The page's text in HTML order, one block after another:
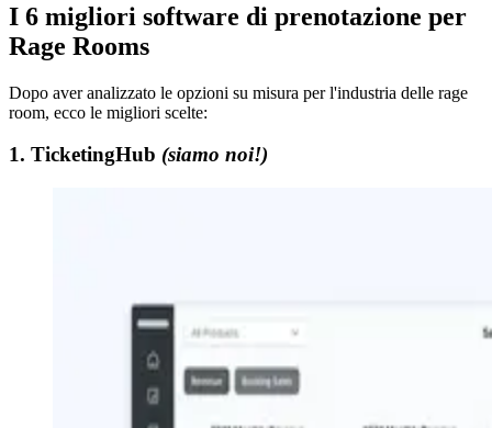
I 6 migliori software di prenotazione per
Rage Rooms
Dopo aver analizzato le opzioni su misura per l'industria delle rage
room, ecco le migliori scelte:
1. TicketingHub (siamo noi!)